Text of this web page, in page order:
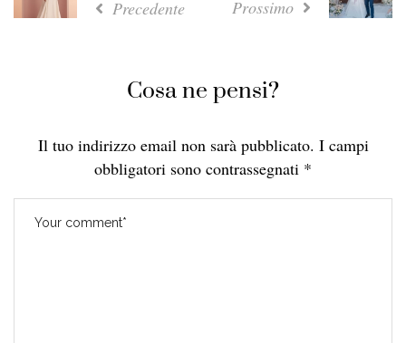
Precedente Prossimo
Cosa ne pensi?
Il tuo indirizzo email non sarà pubblicato. I campi
obbligatori sono contrassegnati *